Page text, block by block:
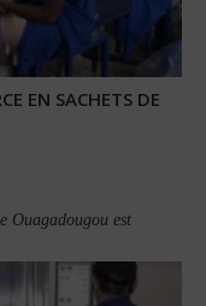
EN SACHETS DE
Ouagadougou est